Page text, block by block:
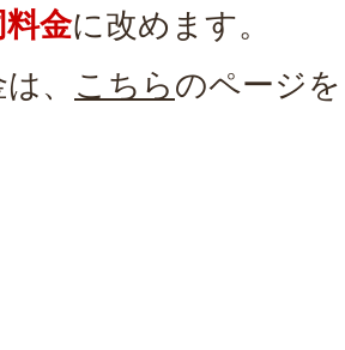
金に改めます。
、 こちらのページ